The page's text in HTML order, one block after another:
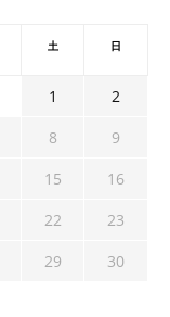
土 日
1
2
8
9
15
16
22
23
29
30